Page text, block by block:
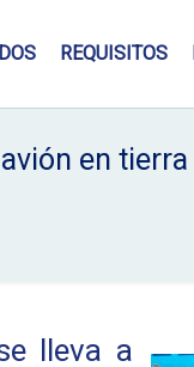
REQUISITOS
en tierra
lleva a